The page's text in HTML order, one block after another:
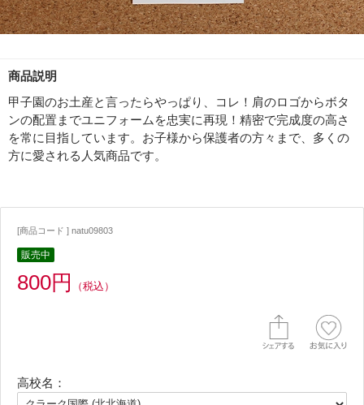
商品説明
甲子園のお土産と言ったらやっぱり、コレ！肩のロゴからボタ
ンの配置までユニフォームを忠実に再現！精密で完成度の高さ
を常に目指しています。お子様から保護者の方々まで、多くの
方に愛される人気商品です。
[商品コード ] natu09803
販売中
800円 （税込）
高校名：